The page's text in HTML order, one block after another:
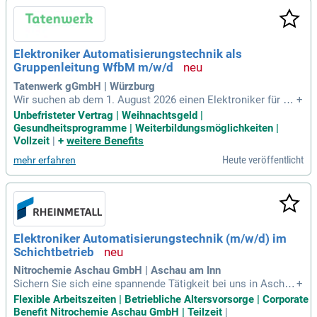
Maschinen verantwortlich. Eine abgeschlossene Ausbildung
und Erfahrung in der Energie- und Steuerungstechnik sind er
forderlich. Gelegentliche weltweite Einsätze beim Kunden er
weitern Ihr Tätigkeitsfeld und fördern Ihre berufliche Entwic
klung.
Elektroniker Automatisierungstechnik als
Gruppenleitung WfbM m/w/d
Tatenwerk gGmbH | Würzburg
Wir suchen ab dem 1. August 2026 einen Elektroniker für Au
tomatisierungstechnik (m/w/d) zur Leitung einer Gruppe in
unserer Werkstatt für Menschen mit Behinderungen. Ihr Hau
ptaufgabenbereich umfasst die fachliche Unterstützung und
e termingerechte Abwicklung von Arbeitsaufträgen und wirk
en bei Förderplanungen mit. Eine abgeschlossene Ausbildu
ng in der Automatisierungstechnik sowie idealerweise eine
Weiterbildung zum Techniker sind erforderlich. Zudem erwar
ten wir Einfühlungsvermögen im Umgang mit psychisch erkr
ankten Menschen und die Bereitschaft zur weiteren Qualifik
ation. Ein Führerschein der Klasse B ist notwendig, da Diens
tfahrten mit dem privaten PKW stattfinden können.
+
Unbefristeter Vertrag | Weihnachtsgeld |
Gesundheitsprogramme | Weiterbildungsmöglichkeiten |
Vollzeit | + weitere Benefits
mehr erfahren Heute veröffentlicht
Elektroniker Automatisierungstechnik (m/w/d) im
Schichtbetrieb
Nitrochemie Aschau GmbH | Aschau am Inn
Sichern Sie sich eine spannende Tätigkeit bei uns in Aschau
am Inn! Wir suchen engagierte Elektroniker (m/w/d) mit Sch
werpunkt Automatisierungstechnik in Vollzeit oder Teilzeit.
+
Flexible Arbeitszeiten | Betriebliche Altersvorsorge | Corporate
Benefit Nitrochemie Aschau GmbH | Teilzeit |